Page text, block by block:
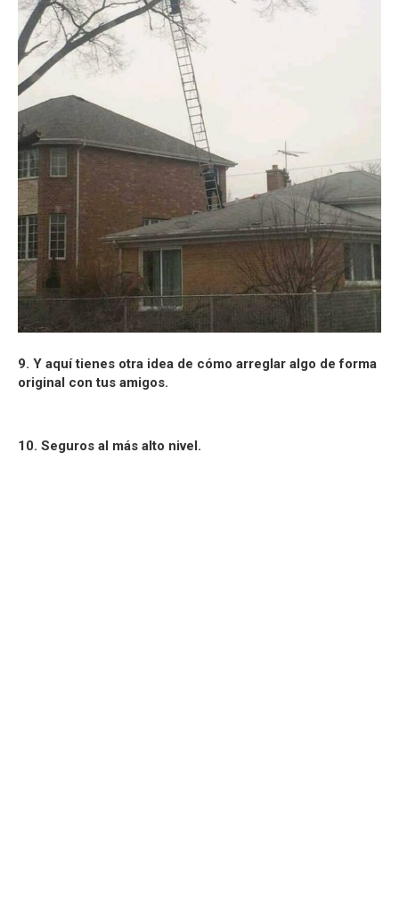
9. Y aquí tienes otra idea de cómo arreglar algo de forma
original con tus amigos.
10. Seguros al más alto nivel.